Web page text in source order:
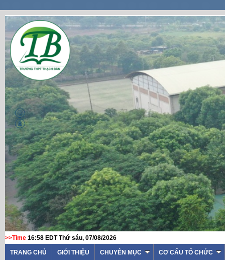
>>Time 16:58 EDT Thứ sáu, 07/08/2026
TRANG CHỦ GIỚI THIỆU CHUYÊN MỤC CƠ CẤU TỔ CHỨC